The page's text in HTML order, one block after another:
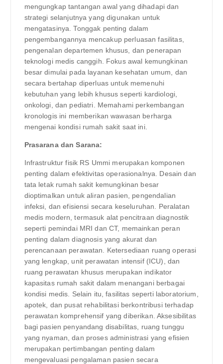
mengungkap tantangan awal yang dihadapi dan
strategi selanjutnya yang digunakan untuk
mengatasinya. Tonggak penting dalam
pengembangannya mencakup perluasan fasilitas,
pengenalan departemen khusus, dan penerapan
teknologi medis canggih. Fokus awal kemungkinan
besar dimulai pada layanan kesehatan umum, dan
secara bertahap diperluas untuk memenuhi
kebutuhan yang lebih khusus seperti kardiologi,
onkologi, dan pediatri. Memahami perkembangan
kronologis ini memberikan wawasan berharga
mengenai kondisi rumah sakit saat ini.
Prasarana dan Sarana:
Infrastruktur fisik RS Ummi merupakan komponen
penting dalam efektivitas operasionalnya. Desain dan
tata letak rumah sakit kemungkinan besar
dioptimalkan untuk aliran pasien, pengendalian
infeksi, dan efisiensi secara keseluruhan. Peralatan
medis modern, termasuk alat pencitraan diagnostik
seperti pemindai MRI dan CT, memainkan peran
penting dalam diagnosis yang akurat dan
perencanaan perawatan. Ketersediaan ruang operasi
yang lengkap, unit perawatan intensif (ICU), dan
ruang perawatan khusus merupakan indikator
kapasitas rumah sakit dalam menangani berbagai
kondisi medis. Selain itu, fasilitas seperti laboratorium,
apotek, dan pusat rehabilitasi berkontribusi terhadap
perawatan komprehensif yang diberikan. Aksesibilitas
bagi pasien penyandang disabilitas, ruang tunggu
yang nyaman, dan proses administrasi yang efisien
merupakan pertimbangan penting dalam
mengevaluasi pengalaman pasien secara